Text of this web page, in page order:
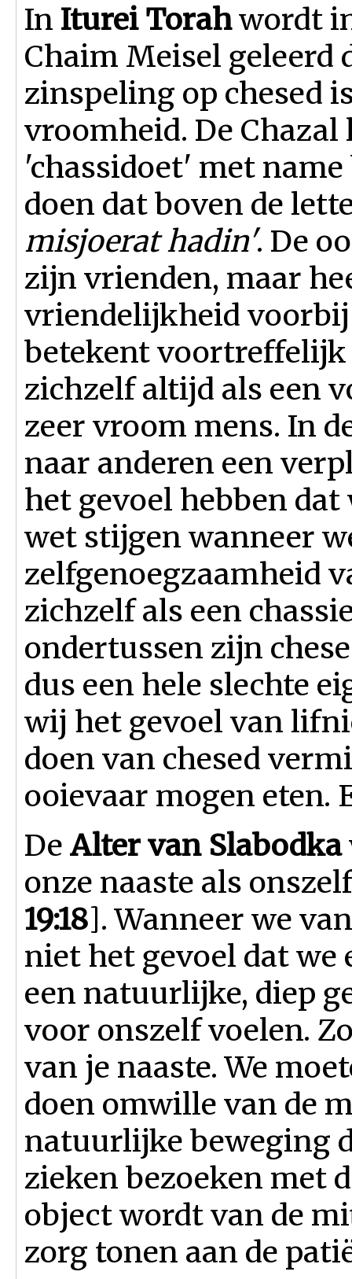
In Iturei Torahwordt
Chaim Meisel geleerd
zinspeling op chesed
vroomheid. De
'chassidoet' met
doen dat boven de
misjoerat hadin'. De
zijn vrienden, maar
vriendelijkheid voorbij
betekent voortreffelijk
zichzelf altijd als een
zeer vroom mens. In
naar anderen een
het gevoel hebben
wet stijgen wanneer
zelfgenoegzaamheid
zichzelf als een
ondertussen zijn
dus een hele slechte
wij het gevoel van
doen van chesed
ooievaar mogen eten.
De Alter van Slabodka
onze naaste als
19:18]. Wanneer we
niet het gevoel dat we
een natuurlijke, diep
voor onszelf voelen.
van je naaste. We
doen omwille van de
natuurlijke beweging
zieken bezoeken met
object wordt van de
zorg tonen aan de